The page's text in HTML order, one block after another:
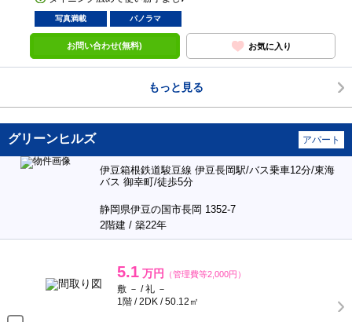
写真満載 パノラマ
お問い合わせ(無料) お気に入り
もっと見る
グリーンヒルズ アパート
伊豆箱根鉄道駿豆線 伊豆長岡駅/バス乗車12分/東海
バス 御幸町/徒歩5分
静岡県伊豆の国市長岡 1352-7
2階建 / 築22年
5.1 万円 （管理費等2,000円）
敷 － / 礼 －
1階 / 2DK / 50.12㎡